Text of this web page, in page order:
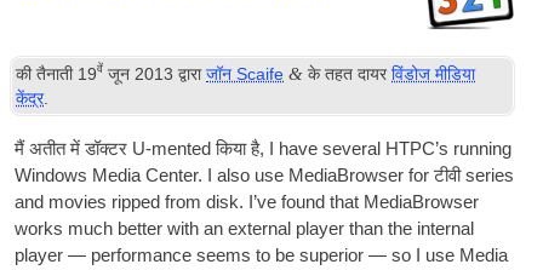
की तैनाती 19वें जून 2013 द्वाराजॉन Scaife & के तहत दायरविंडोज मीडिया
केंद्र.
मैं अतीत में डॉक्टर U-mented किया है, I have sev­er­al HTPC’s run­ning
Win­dows Media Cen­ter. I also use Medi­aB­rowser for टीवी series
and movies ripped from disk. I’ve found that Medi­aB­rowser
works much bet­ter with an extern­al play­er than the intern­al
play­er — per­form­ance seems to be super­i­or — so I use Media